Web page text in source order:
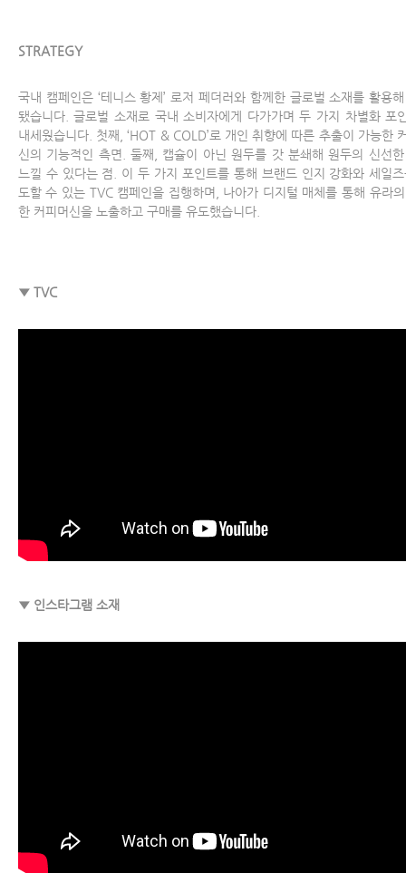
STRATEGY
국내 캠페인은 ‘테니스 황제’ 로저 페더러와 함께한 글로벌 소재를 활용
됐습니다. 글로벌 소재로 국내 소비자에게 다가가며 두 가지 차별화 포
내세웠습니다. 첫째, ‘HOT & COLD’로 개인 취향에 따른 추출이 가능한
신의 기능적인 측면. 둘째, 캡슐이 아닌 원두를 갓 분쇄해 원두의 신선
느낄 수 있다는 점. 이 두 가지 포인트를 통해 브랜드 인지 강화와 세일
도할 수 있는 TVC 캠페인을 집행하며, 나아가 디지털 매체를 통해 유라
한 커피머신을 노출하고 구매를 유도했습니다.
▼ TVC
▼ 인스타그램 소재